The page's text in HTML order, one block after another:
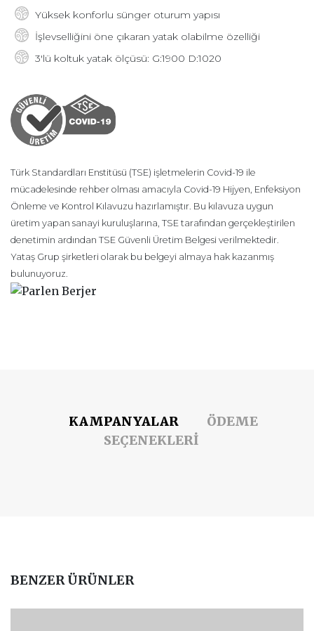
Yüksek konforlu sünger oturum yapısı
İşlevselliğini öne çıkaran yatak olabilme özelliği
3'lü koltuk yatak ölçüsü: G:1900 D:1020
Türk Standardları Enstitüsü (TSE) işletmelerin Covid-19 ile
mücadelesinde rehber olması amacıyla Covid-19 Hijyen, Enfeksiyon
Önleme ve Kontrol Kılavuzu hazırlamıştır. Bu kılavuza uygun
üretim yapan sanayi kuruluşlarına, TSE tarafından gerçekleştirilen
denetimin ardından TSE Güvenli Üretim Belgesi verilmektedir.
Yataş Grup şirketleri olarak bu belgeyi almaya hak kazanmış
bulunuyoruz.
KAMPANYALAR
ÖDEME
SEÇENEKLERİ
BENZER ÜRÜNLER